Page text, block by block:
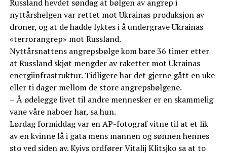
Russland hevdet søndag at bølgen av angrep i
nyttårshelgen var rettet mot Ukrainas produksjon av
droner, og at de hadde lyktes i å undergrave Ukrainas
«terrorangrep» mot Russland.
Nyttårsnattens angrepsbølge kom bare 36 timer etter
at Russland skjøt mengder av raketter mot Ukrainas
energiinfrastruktur. Tidligere har det gjerne gått en uke
eller ti dager mellom de store angrepsbølgene.
– Å ødelegge livet til andre mennesker er en skammelig
vane våre naboer har, sa hun.
Lørdag formiddag var en AP-fotograf vitne til at et lik
av en kvinne lå i gata mens mannen og sønnen hennes
sto ved siden av. Kyivs ordfører Vitalij Klitsjko sa at to